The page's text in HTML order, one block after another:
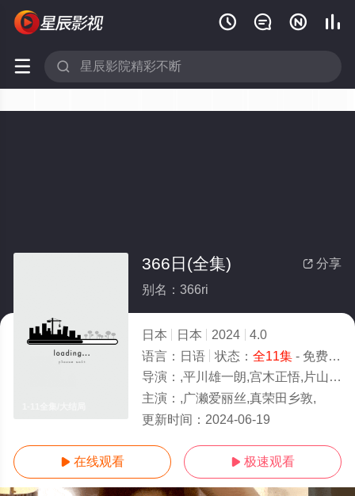
   
 
 分享
366日(全集)
别名：366ri
日本 日本 2024
4.0
语言： 日语 状态： 全11集- 免费在线观看
导演： ,平川雄一朗,宫木正悟,片山雄一
主演： ,广濑爱丽丝,真荣田乡敦,
更新时间： 2024-06-19
 在线观看  极速观看